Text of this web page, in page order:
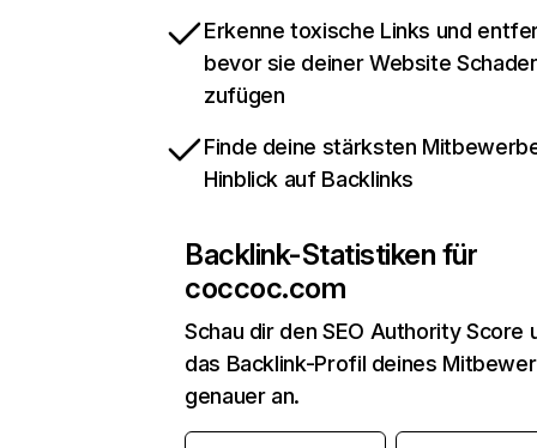
Erkenne toxische Links und
bevor sie deiner Website
zufügen
Finde deine stärksten
Hinblick auf Backlinks
Backlink-Statistiken für
coccoc.com
Schau dir den SEO Authority Score
das Backlink-Profil deines
genauer an.